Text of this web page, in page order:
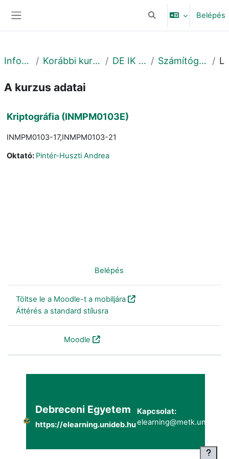
Keresési bemeneti
Belépés
Informatikai Kar Korábbi kurzusok - Previous courses DE IK - 2021. ősz - Fall Számítógéptudományi Tanszék
A kurzus adatai
Kriptográfia (INMPM0103E)
INMPM0103-17,INMPM0103-21
Oktató: Pintér-Huszti Andrea
Belépés
Töltse le a Moodle-t a mobiljára
Áttérés a standard stílusra
Moodle
Debreceni Egyetem
https://elearning.unideb.hu
Kapcsolat: